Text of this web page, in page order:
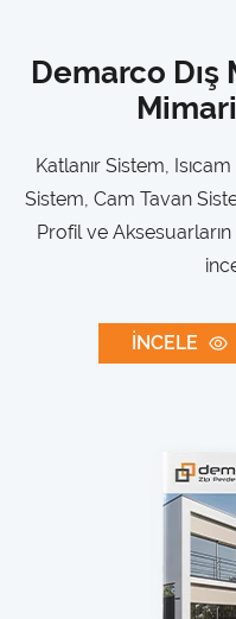
Demarco
Katlanır Sistem,
Sistem, Cam Tavan
Profil ve
İNCELE